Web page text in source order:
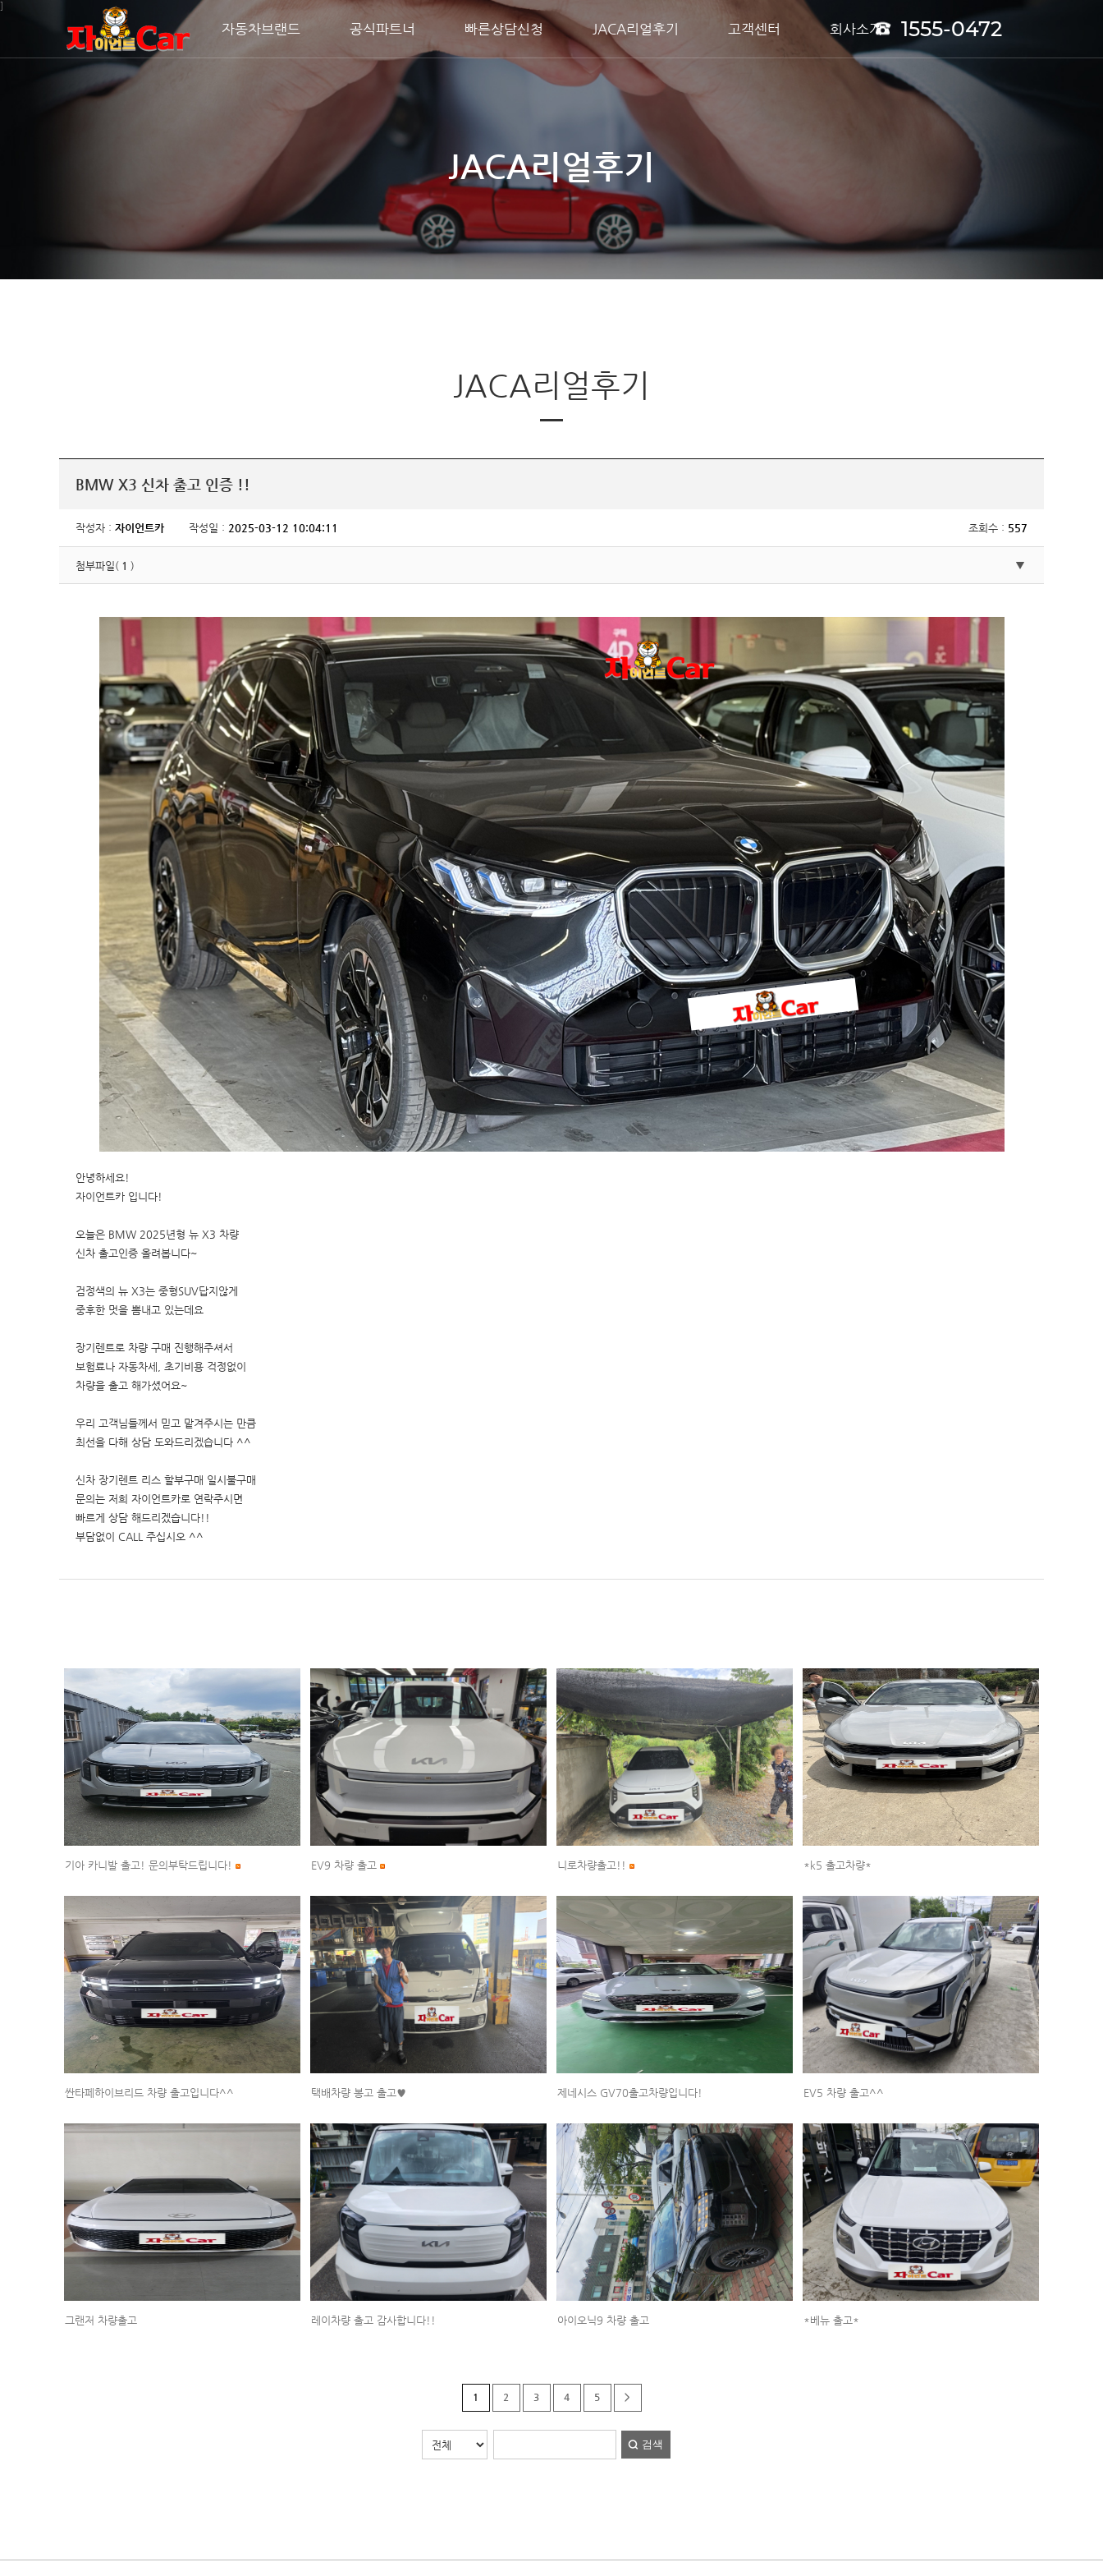
주메뉴 바로가기
컨텐츠 바로가기
자동차브랜드 공식파트너 빠른상담신청 JACA리얼후기 고객센터 회사소개 1555-0472
]
JACA리얼후기
JACA리얼후기
BMW X3 신차 출고 인증 !!
작성자 : 자이언트카 작성일 : 2025-03-12 10:04:11 조회수 : 557
첨부파일( 1 )
안녕하세요!
자이언트카 입니다!
오늘은 BMW 2025년형 뉴 X3 차량
신차 출고인증 올려봅니다~
검정색의 뉴 X3는 중형SUV답지않게
중후한 멋을 뽐내고 있는데요
장기렌트로 차량 구매 진행해주셔서
보험료나 자동차세, 초기비용 걱정없이
차량을 출고 해가셨어요~
우리 고객님들께서 믿고 맡겨주시는 만큼
최선을 다해 상담 도와드리겠습니다 ^^
신차 장기렌트 리스 할부구매 일시불구매
문의는 저희 자이언트카로 연락주시면
빠르게 상담 해드리겠습니다!!
부담없이 CALL 주십시오 ^^
기아 카니발 출고! 문의부탁드립니다! EV9 차량 출고 니로차량출고!! *k5 출고차량*
싼타페하이브리드 차량 출고입니다^^ 택배차량 봉고 출고♥ 제네시스 GV70출고차량입니다! EV5 차량 출고^^
그랜저 차량출고 레이차량 출고 감사합니다!! 아이오닉9 차량 출고 *베뉴 출고*
1 2 3 4 5 >
검색